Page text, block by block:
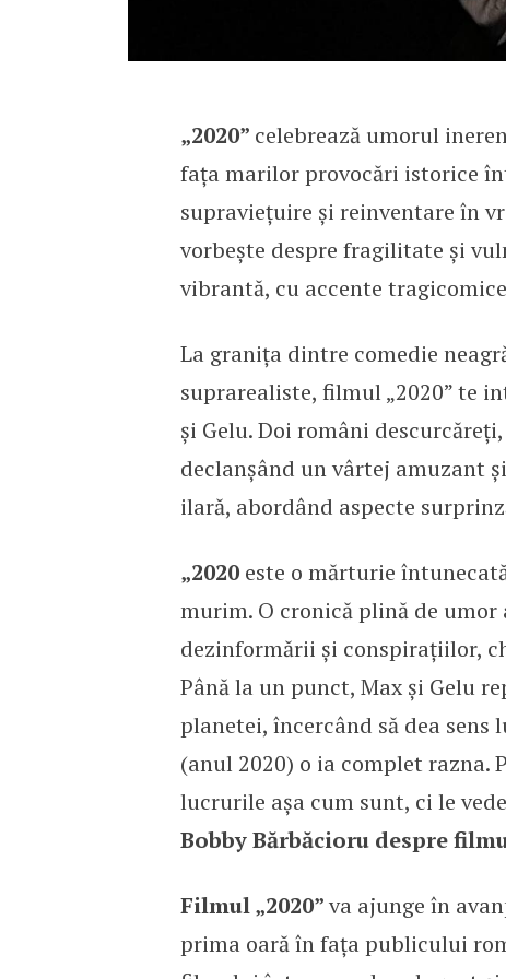
„2020” celebrează umorul
fața marilor provocări istorice
supraviețuire și reinventare în
vorbește despre fragilitate și
vibrantă, cu accente
La granița dintre comedie
suprarealiste, filmul „2020” te
și Gelu. Doi români
declanșând un vârtej amuzant
ilară, abordând aspecte
„2020este o mărturie
murim. O cronică plină de
dezinformării și conspirațiilor,
Până la un punct, Max și Gelu
planetei, încercând să dea
(anul 2020) o ia complet razna.
lucrurile așa cum sunt, ci le
Bobby Bărbăcioru despre
Filmul „2020”va ajunge în
prima oară în fața publicului